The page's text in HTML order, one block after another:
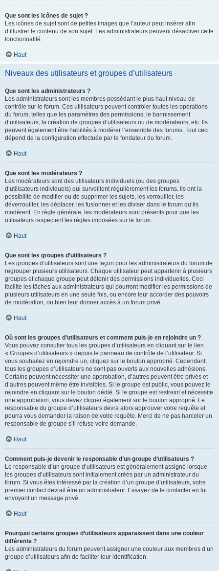
Que sont les icônes de sujet ?
Les icônes de sujet sont de petites images que l’auteur peut insérer afin
d’illustrer le contenu de son sujet. Les administrateurs peuvent désactiver cette
fonctionnalité.
Haut
Niveaux des utilisateurs et groupes d’utilisateurs
Que sont les administrateurs ?
Les administrateurs sont les membres possédant le plus haut niveau de
contrôle sur le forum. Ces utilisateurs peuvent contrôler toutes les opérations
du forum, telles que les paramètres des permissions, le bannissement
d’utilisateurs, la création de groupes d’utilisateurs ou de modérateurs, etc. Ils
peuvent également être habilités à modérer l’ensemble des forums. Tout ceci
dépend de la configuration effectuée par le fondateur du forum.
Haut
Que sont les modérateurs ?
Les modérateurs sont des utilisateurs individuels (ou des groupes
d’utilisateurs individuels) qui surveillent régulièrement les forums. Ils ont la
possibilité de modifier ou de supprimer les sujets, les verrouiller, les
déverrouiller, les déplacer, les fusionner et les diviser dans le forum qu’ils
modèrent. En règle générale, les modérateurs sont présents pour que les
utilisateurs respectent les règles imposées sur le forum.
Haut
Que sont les groupes d’utilisateurs ?
Les groupes d’utilisateurs sont une façon pour les administrateurs du forum de
regrouper plusieurs utilisateurs. Chaque utilisateur peut appartenir à plusieurs
groupes et chaque groupe peut détenir des permissions individuelles. Ceci
facilite les tâches aux administrateurs qui pourront modifier les permissions de
plusieurs utilisateurs en une seule fois, ou encore leur accorder des pouvoirs
de modération, ou bien leur donner accès à un forum privé.
Haut
Où sont les groupes d’utilisateurs et comment puis-je en rejoindre un ?
Vous pouvez consulter tous les groupes d’utilisateurs en cliquant sur le lien
« Groupes d’utilisateurs » depuis le panneau de contrôle de l’utilisateur. Si
vous souhaitez en rejoindre un, cliquez sur le bouton approprié. Cependant,
tous les groupes d’utilisateurs ne sont pas ouverts aux nouvelles adhésions.
Certains peuvent nécessiter une approbation, d’autres peuvent être privés et
d’autres peuvent même être invisibles. Si le groupe est public, vous pouvez le
rejoindre en cliquant sur le bouton dédié. Si le groupe est restreint et nécessite
une approbation, vous devez cliquer également sur le bouton approprié. Le
responsable du groupe d’utilisateurs devra alors approuver votre requête et
pourra vous demander la raison de votre requête. Merci de ne pas harceler un
responsable de groupe s’il refuse votre demande.
Haut
Comment puis-je devenir le responsable d’un groupe d’utilisateurs ?
Le responsable d’un groupe d’utilisateurs est généralement assigné lorsque
les groupes d’utilisateurs sont initialement créés par un administrateur du
forum. Si vous êtes intéressé par la création d’un groupe d’utilisateurs, votre
premier contact devrait être un administrateur. Essayez de le contacter en lui
envoyant un message privé.
Haut
Pourquoi certains groupes d’utilisateurs apparaissent dans une couleur
différente ?
Les administrateurs du forum peuvent assigner une couleur aux membres d’un
groupe d’utilisateurs afin de faciliter leur identification.